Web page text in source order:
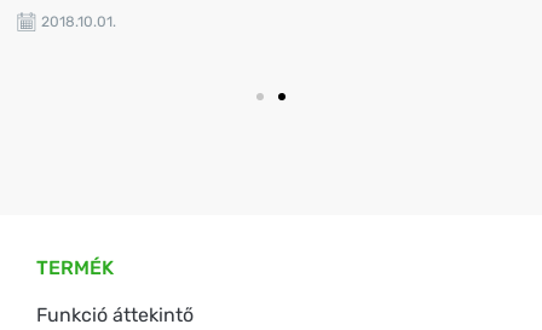
2018.10.01.
TERMÉK
Funkció áttekintő